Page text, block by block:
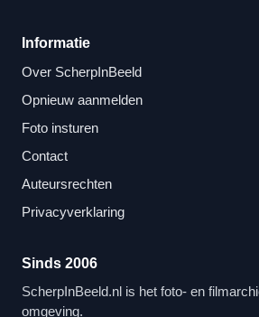
Informatie
Over ScherpInBeeld
Opnieuw aanmelden
Foto insturen
Contact
Auteursrechten
Privacyverklaring
Sinds 2006
ScherpInBeeld.nl is het foto- en
omgeving.